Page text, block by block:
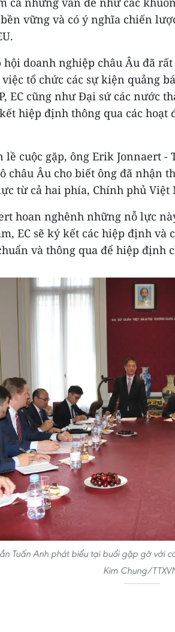
vững và có ý nghĩa chiến
doanh nghiệp châu Âu đã
tổ chức các sự kiện quảng
EC cũng như Đại sứ các nước
hiệp định thông qua các
lề cuộc gặp, ông Erik Jonnaert
châu Âu cho biết ông đã nhận
từ cả hai phía, Chính phủ Việt
hoan nghênh những nỗ lực
EC sẽ ký kết các hiệp định và
và thông qua để hiệp định
Tuấn Anh phát biểu tại buổi gặp gỡ với
Kim Chung/